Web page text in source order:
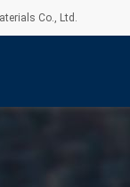
Co., Ltd.